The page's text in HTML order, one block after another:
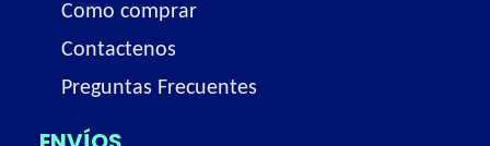
Como comprar
Contactenos
Preguntas Frecuentes